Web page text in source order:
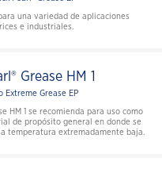
una variedad de aplicaciones
e industriales.
Grease HM 1
Extreme Grease EP
HM 1 se recomienda para uso como
de propósito general en donde se
temperatura extremadamente baja.